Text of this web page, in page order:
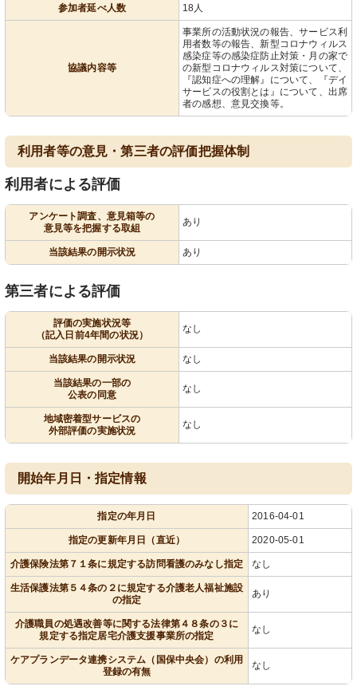
参加者延べ人数 18人
協議内容等
事業所の活動状況の報告、サービス利
用者数等の報告、新型コロナウィルス
感染症等の感染症防止対策・月の家で
の新型コロナウィルス対策について、
『認知症への理解』について、『デイ
サービスの役割とは』について、出席
者の感想、意見交換等。
利用者等の意見・第三者の評価把握体制
利用者による評価
アンケート調査、意見箱等の
意見等を把握する取組
あり
当該結果の開示状況 あり
第三者による評価
評価の実施状況等
（記入日前4年間の状況）
なし
当該結果の開示状況 なし
当該結果の一部の
公表の同意
なし
地域密着型サービスの
外部評価の実施状況
なし
開始年月日・指定情報
指定の年月日 2016-04-01
指定の更新年月日（直近） 2020-05-01
介護保険法第７１条に規定する訪問看護のみなし指定 なし
生活保護法第５４条の２に規定する介護老人福祉施設
の指定
あり
介護職員の処遇改善等に関する法律第４８条の３に
規定する指定居宅介護支援事業所の指定
なし
ケアプランデータ連携システム（国保中央会）の利用
登録の有無
なし